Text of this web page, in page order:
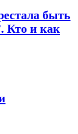
быть
Кто и как